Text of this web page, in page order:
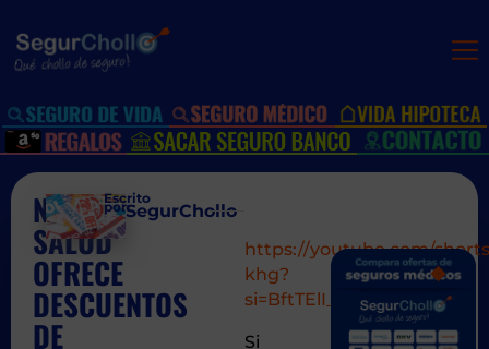
NARA
SALUD
OFRECE
DESCUENTOS
DE
Escrito
por:SegurChollo
https://youtube.com/
khg?
si=BftTElI_zqBOcLw6
Si
Axa